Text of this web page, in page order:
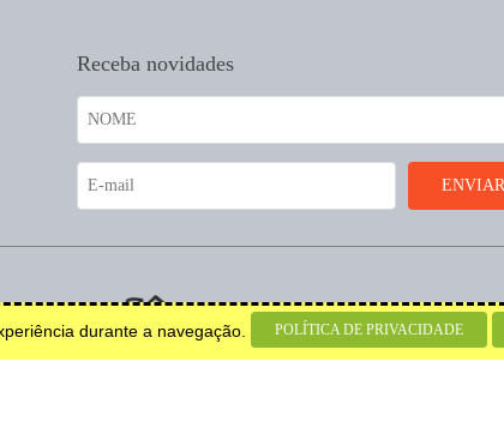
Receba novidades
durante a navegação. POLÍTICA DE PRIVACIDADE